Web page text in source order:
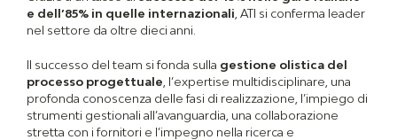
e dell’85% in quelle internazionali , ATI si conferma leader
nel settore da oltre dieci anni.
Il successo del team si fonda sulla gestione olistica del
processo progettuale , l’expertise multidisciplinare, una
profonda conoscenza delle fasi di realizzazione, l’impiego di
strumenti gestionali all’avanguardia, una collaborazione
stretta con i fornitori e l’impegno nella ricerca e